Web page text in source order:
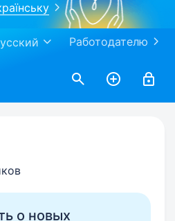
Работодателю
о новых